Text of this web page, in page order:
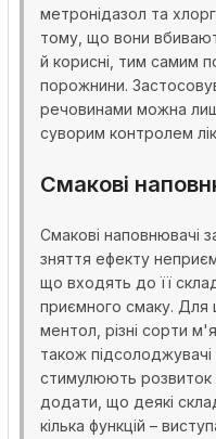
метронідазол та
тому, що вони
й корисні, тим самим
порожнини.
речовинами можна
суворим контролем
Смакові
Смакові наповнювачі
зняття ефекту
що входять до її
приємного смаку. Для
ментол, різні сорти
також
стимулюють розвиток
додати, що деякі
кілька функцій –